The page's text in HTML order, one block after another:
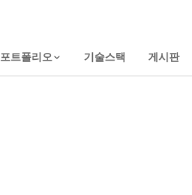
포트폴리오 기술스택 게시판